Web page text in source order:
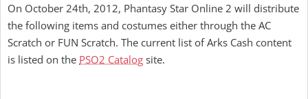
On October 24th, 2012, Phantasy Star Online 2 will distribute
the following items and costumes either through the AC
Scratch or FUN Scratch. The current list of Arks Cash content
is listed on the PSO2 Catalog site.